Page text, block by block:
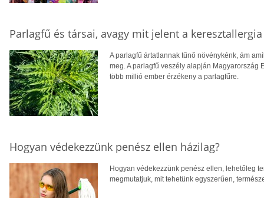
Parlagfű és társai, avagy mit jelent a keresztallergia
A parlagfű ártatlannak tűnő növénykénk, ám
meg. A parlagfű veszély alapján Magyarország
több millió ember érzékeny a parlagfűre.
Hogyan védekezzünk penész ellen házilag?
Hogyan védekezzünk penész ellen, lehetőleg
megmutatjuk, mit tehetünk egyszerűen,